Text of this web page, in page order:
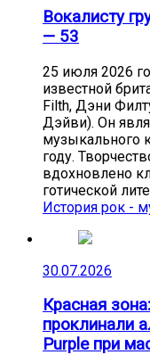
Вокалисту
— 53
25 июля 2026
известной
Filth, Дэни
Дэйви). Он
музыкального
году.
вдохновлено
готической
История рок -
30.07.2026
Красная
проклинали
Purple при